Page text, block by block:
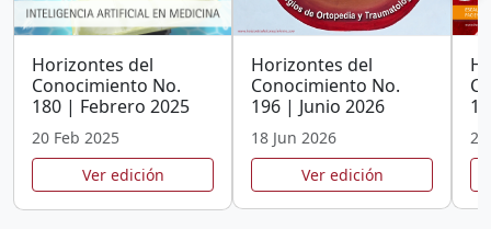
Horizontes del
Conocimiento No.
180 | Febrero 2025
20 Feb 2025
Ver edición
Horizontes del
Conocimiento No.
196 | Junio 2026
18 Jun 2026
Ver edición